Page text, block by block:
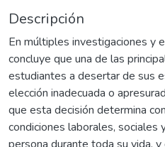
Descripción
En múltiples investigaciones y
concluye que una de las
estudiantes a desertar de sus
elección inadecuada o
que esta decisión determina
condiciones laborales, sociales